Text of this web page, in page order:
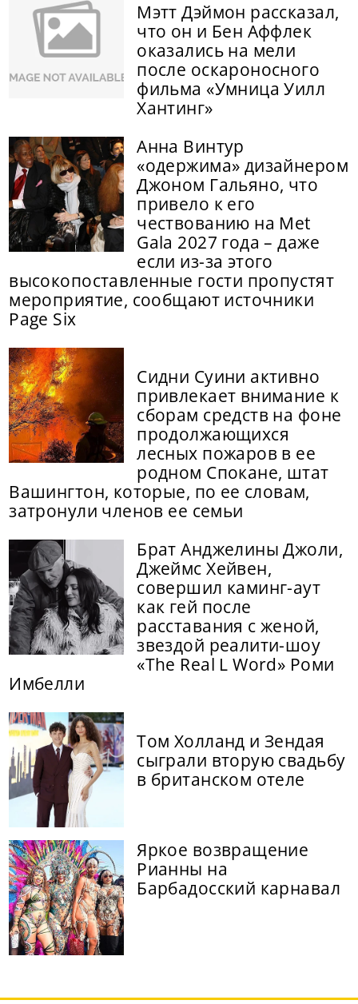
Мэтт Дэймон рассказал,
что он и Бен Аффлек
оказались на мели
после оскароносного
фильма «Умница Уилл
Хантинг»
Анна Винтур
«одержима» дизайнером
Джоном Гальяно, что
привело к его
чествованию на Met
Gala 2027 года – даже
если из-за этого
высокопоставленные гости пропустят
мероприятие, сообщают источники
Page Six
Сидни Суини активно
привлекает внимание к
сборам средств на фоне
продолжающихся
лесных пожаров в ее
родном Спокане, штат
Вашингтон, которые, по ее словам,
затронули членов ее семьи
Брат Анджелины Джоли,
Джеймс Хейвен,
совершил каминг-аут
как гей после
расставания с женой,
звездой реалити-шоу
«The Real L Word» Роми
Имбелли
Том Холланд и Зендая
сыграли вторую свадьбу
в британском отеле
Яркое возвращение
Рианны на
Барбадосский карнавал